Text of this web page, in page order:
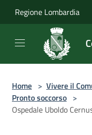
Regione Lombardia
Home > Vivere il
Pronto soccorso >
Ospedale Uboldo